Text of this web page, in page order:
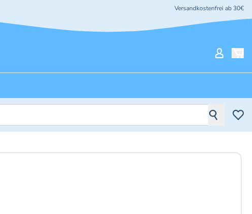
Versandkostenfrei ab 30€